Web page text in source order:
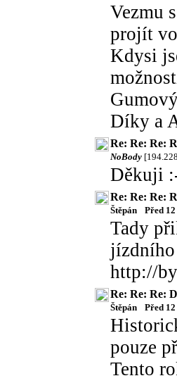
Vezmu
projít
Kdysi
Díky a
Re: Re: Re:
NoBody
Děkuji
Re: Re: Re:
Štěpán Před
Tady
jízdního
http://
Re: Re: Re:
Štěpán Před
pouze
Tento